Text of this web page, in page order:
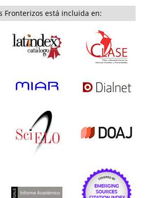
Fronterizos está incluida en: